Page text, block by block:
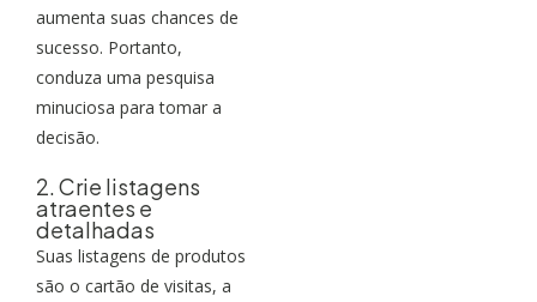
aumenta suas chances de
sucesso. Portanto,
conduza uma pesquisa
minuciosa para tomar a
decisão.
2. Crie listagens
atraentes e
detalhadas
Suas listagens de produtos
são o cartão de visitas, a